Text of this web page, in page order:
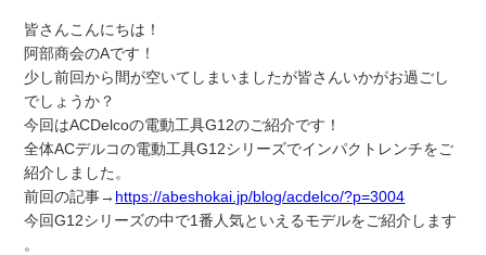
皆さんこんにちは！
阿部商会のAです！
少し前回から間が空いてしまいましたが皆さんいかがお過ごし
でしょうか？
今回はACDelcoの電動工具G12のご紹介です！
全体ACデルコの電動工具G12シリーズでインパクトレンチをご
紹介しました。
前回の記事→ https://abeshokai.jp/blog/acdelco/?p=3004
今回G12シリーズの中で1番人気といえるモデルをご紹介します
。